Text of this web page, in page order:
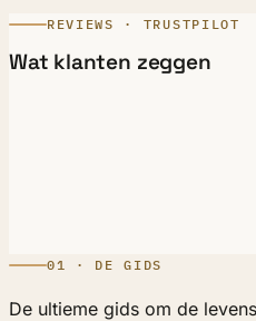
REVIEWS · TRUSTPILOT
Wat klanten zeggen
01 · DE GIDS
De ultieme gids om de